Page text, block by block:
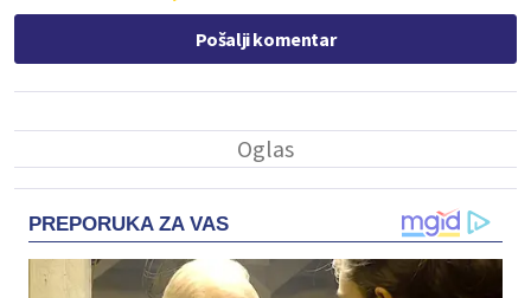
Pošalji komentar
PREPORUKA ZA VAS